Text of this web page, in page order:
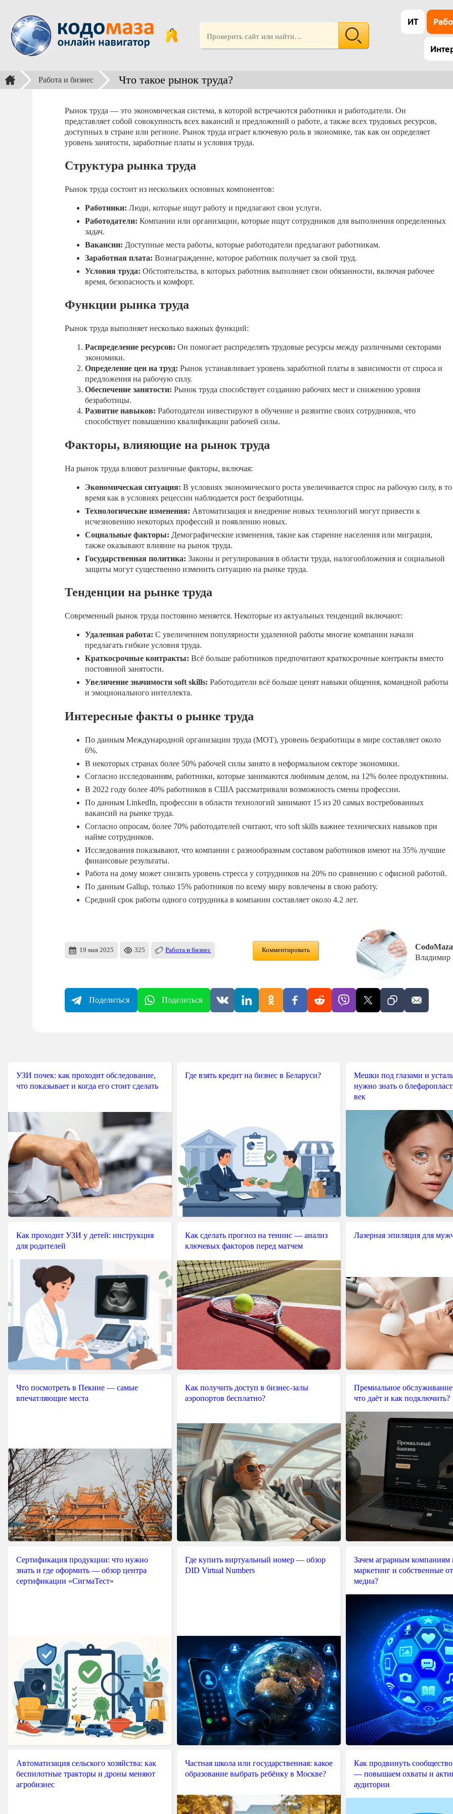
ИТ
Работа и бизнес Что такое рынок труда?
Рынок труда — это экономическая система, в которой встречаются работники и работодатели. Он
представляет собой совокупность всех вакансий и предложений о работе, а также всех трудовых ресурсов,
доступных в стране или регионе. Рынок труда играет ключевую роль в экономике, так как он определяет
уровень занятости, заработные платы и условия труда.
Структура рынка труда
Рынок труда состоит из нескольких основных компонентов:
Работники: Люди, которые ищут работу и предлагают свои услуги.
Работодатели: Компании или организации, которые ищут сотрудников для выполнения определенных
задач.
Вакансии: Доступные места работы, которые работодатели предлагают работникам.
Заработная плата: Вознаграждение, которое работник получает за свой труд.
Условия труда: Обстоятельства, в которых работник выполняет свои обязанности, включая рабочее
время, безопасность и комфорт.
Функции рынка труда
Рынок труда выполняет несколько важных функций:
Распределение ресурсов: Он помогает распределять трудовые ресурсы между различными секторами
экономики.
Определение цен на труд: Рынок устанавливает уровень заработной платы в зависимости от спроса и
предложения на рабочую силу.
Обеспечение занятости: Рынок труда способствует созданию рабочих мест и снижению уровня
безработицы.
Развитие навыков: Работодатели инвестируют в обучение и развитие своих сотрудников, что
способствует повышению квалификации рабочей силы.
Факторы, влияющие на рынок труда
На рынок труда влияют различные факторы, включая:
Экономическая ситуация: В условиях экономического роста увеличивается спрос на рабочую силу, в то
время как в условиях рецессии наблюдается рост безработицы.
Технологические изменения: Автоматизация и внедрение новых технологий могут привести к
исчезновению некоторых профессий и появлению новых.
Социальные факторы: Демографические изменения, такие как старение населения или миграция,
также оказывают влияние на рынок труда.
Государственная политика: Законы и регулирования в области труда, налогообложения и социальной
защиты могут существенно изменить ситуацию на рынке труда.
Тенденции на рынке труда
Современный рынок труда постоянно меняется. Некоторые из актуальных тенденций включают:
Удаленная работа: С увеличением популярности удаленной работы многие компании начали
предлагать гибкие условия труда.
Краткосрочные контракты: Всё больше работников предпочитают краткосрочные контракты вместо
постоянной занятости.
Увеличение значимости soft skills: Работодатели всё больше ценят навыки общения, командной работы
и эмоционального интеллекта.
Интересные факты о рынке труда
По данным Международной организации труда (МОТ), уровень безработицы в мире составляет около
6%.
В некоторых странах более 50% рабочей силы занято в неформальном секторе экономики.
Согласно исследованиям, работники, которые занимаются любимым делом, на 12% более продуктивны.
В 2022 году более 40% работников в США рассматривали возможность смены профессии.
По данным LinkedIn, профессии в области технологий занимают 15 из 20 самых востребованных
вакансий на рынке труда.
Согласно опросам, более 70% работодателей считают, что soft skills важнее технических навыков при
найме сотрудников.
Исследования показывают, что компании с разнообразным составом работников имеют на 35% лучшие
финансовые результаты.
Работа на дому может снизить уровень стресса у сотрудников на 20% по сравнению с офисной работой.
По данным Gallup, только 15% работников по всему миру вовлечены в свою работу.
Средний срок работы одного сотрудника в компании составляет около 4.2 лет.
19 мая 2025 325 Работа и бизнес Комментировать
CodoMaza
Владимир
Поделиться Поделиться
УЗИ почек: как проходит обследование,
что показывает и когда его стоит сделать
Где взять кредит на бизнес в Беларуси?
Мешки под глазами и
нужно знать о
век
Как проходит УЗИ у детей: инструкция
для родителей
Как сделать прогноз на теннис — анализ
ключевых факторов перед матчем
Лазерная эпиляция для
Что посмотреть в Пекине — самые
впечатляющие места
Как получить доступ в бизнес-залы
аэропортов бесплатно?
Премиальное
что даёт и как подключить?
Сертификация продукции: что нужно
знать и где оформить — обзор центра
сертификации «СигмаТест»
Где купить виртуальный номер — обзор
DID Virtual Numbers
Зачем аграрным компаниям
маркетинг и собственные
медиа?
Автоматизация сельского хозяйства: как
беспилотные тракторы и дроны меняют
агробизнес
Частная школа или государственная: какое
образование выбрать ребёнку в Москве?
Как продвинуть
— повышаем охваты и
аудитории